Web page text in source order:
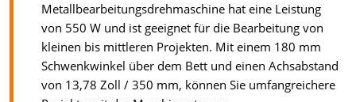
Metallbearbeitungsdrehmaschine hat eine Leistung
von 550 W und ist geeignet für die Bearbeitung von
kleinen bis mittleren Projekten. Mit einem 180 mm
Schwenkwinkel über dem Bett und einen Achsabstand
von 13,78 Zoll / 350 mm, können Sie umfangreichere